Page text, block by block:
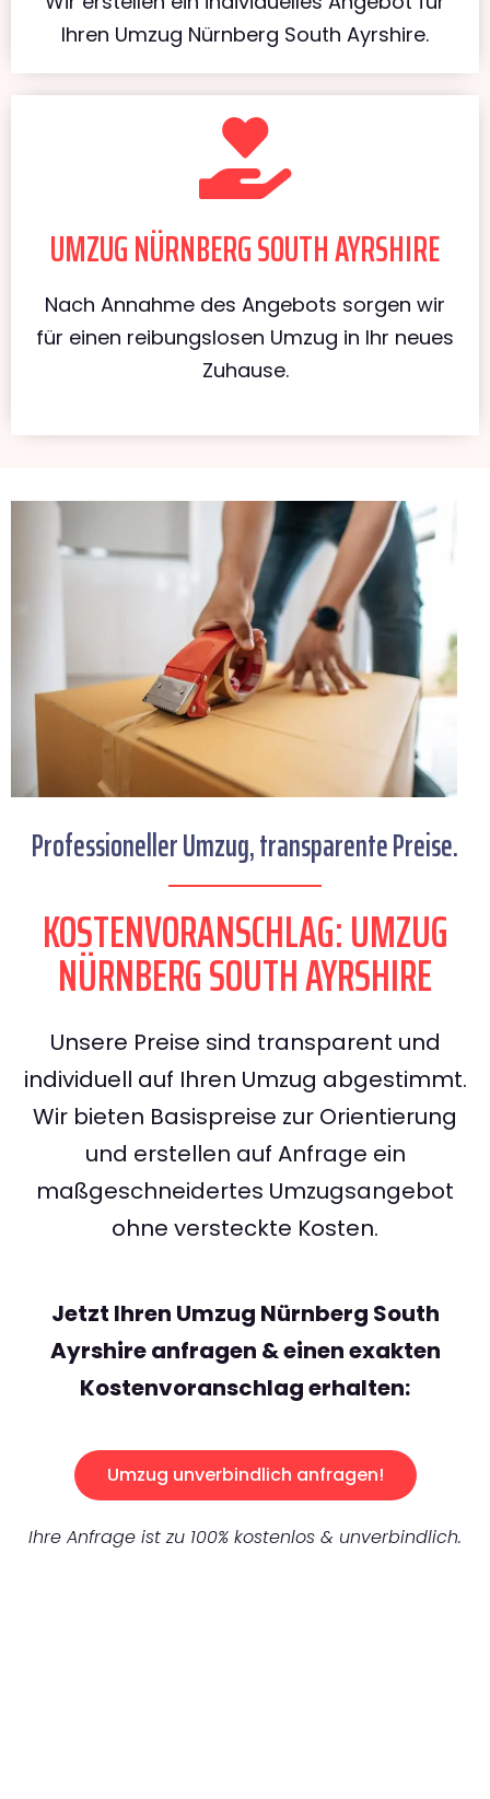
Ihren Umzug Nürnberg South Ayrshire.
UMZUG NÜRNBERG SOUTH AYRSHIRE
Nach Annahme des Angebots sorgen wir
für einen reibungslosen Umzug in Ihr neues
Zuhause.
Professioneller Umzug, transparente Preise.
KOSTENVORANSCHLAG: UMZUG
NÜRNBERG SOUTH AYRSHIRE
Unsere Preise sind transparent und
individuell auf Ihren Umzug abgestimmt.
Wir bieten Basispreise zur Orientierung
und erstellen auf Anfrage ein
maßgeschneidertes Umzugsangebot
ohne versteckte Kosten.
Jetzt Ihren Umzug Nürnberg South
Ayrshire anfragen & einen exakten
Kostenvoranschlag erhalten:
Umzug unverbindlich anfragen!
Ihre Anfrage ist zu 100% kostenlos & unverbindlich.